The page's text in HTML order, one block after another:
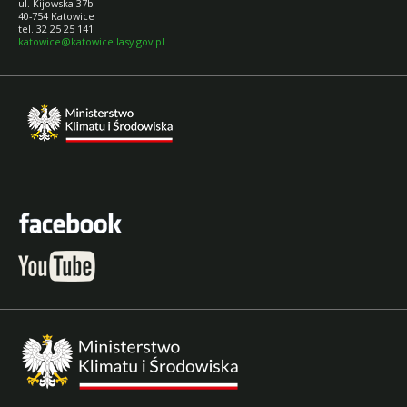
ul. Kijowska 37b
40-754 Katowice
tel. 32 25 25 141
katowice@katowice.lasy.gov.pl